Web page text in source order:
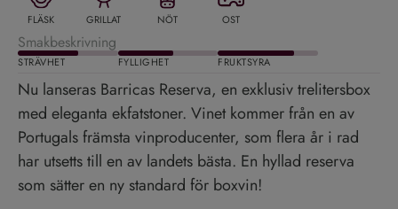
FLÄSK GRILLAT NÖT OST
Smakbeskrivning
STRÄVHET FYLLIGHET FRUKTSYRA
Nu lanseras Barricas Reserva, en exklusiv trelitersbox
med eleganta ekfatstoner. Vinet kommer från en av
Portugals främsta vinproducenter, som flera år i rad
har utsetts till en av landets bästa. En hyllad reserva
som sätter en ny standard för boxvin!